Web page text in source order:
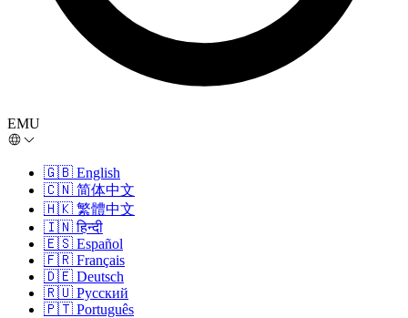
EMU
🇬🇧 English
🇨🇳 简体中文
🇭🇰 繁體中文
🇮🇳 हिन्दी
🇪🇸 Español
🇫🇷 Français
🇩🇪 Deutsch
🇷🇺 Русский
🇵🇹 Português